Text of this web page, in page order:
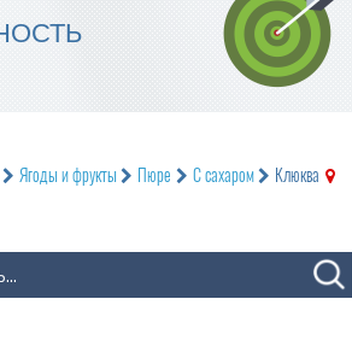
Ягоды и фрукты Пюре С сахаром Клюква